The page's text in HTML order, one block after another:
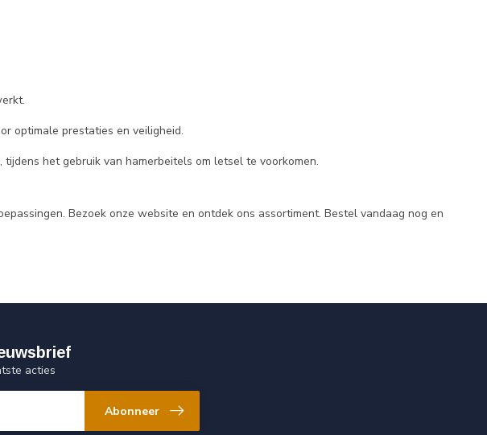
optimale prestaties en veiligheid.
het gebruik van hamerbeitels om letsel te voorkomen.
Bezoek onze website en ontdek ons assortiment. Bestel vandaag nog en
acties
Abonneer